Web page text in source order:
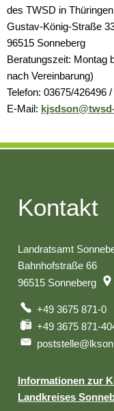
des TWSD in
Gustav-König-Straße
96515 Sonneberg
Beratungszeit: Montag
nach Vereinbarung)
Telefon: 03675/426496
E-Mail:
Kontakt
Landratsamt
Bahnhofstraße 66
96515 Sonneberg
+49 3675 871-0
+49 3675 871-
Informationen zur
Landkreises